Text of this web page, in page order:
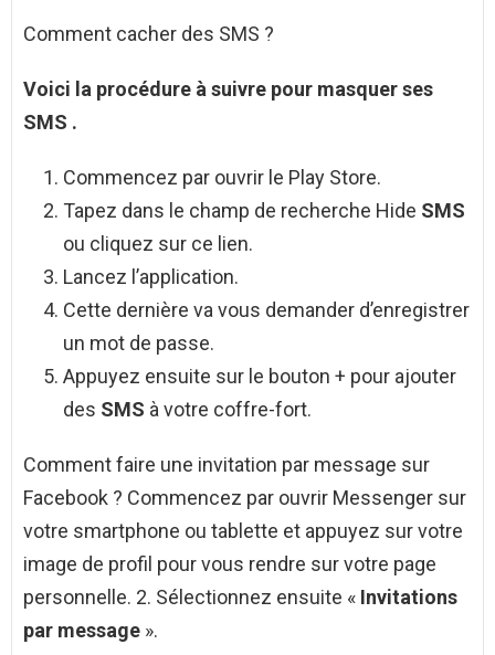
Comment cacher des SMS ?
Voici la procédure à suivre pour masquerses
SMS .
Commencez par ouvrir le Play Store.
Tapez dans le champ de recherche Hide SMS
ou cliquez sur ce lien.
Lancez l’application.
Cette dernière va vous demander d’enregistrer
un mot de passe.
Appuyez ensuite sur le bouton + pour ajouter
des SMS à votre coffre-fort.
Comment faire une invitation par message sur
Facebook ? Commencez par ouvrir Messenger sur
votre smartphone ou tablette et appuyez sur votre
image de profil pour vous rendre sur votre page
personnelle. 2. Sélectionnez ensuite « Invitations
par message ».